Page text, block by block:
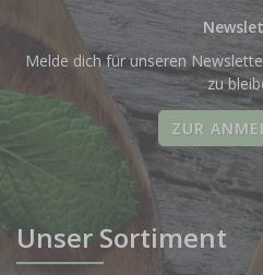
Melde dich für unseren
zu
ZUR
Unser Sortiment